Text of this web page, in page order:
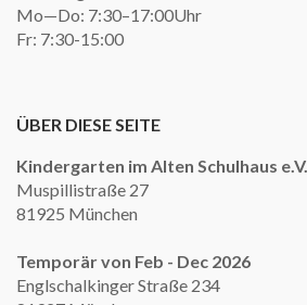
Mo—Do: 7:30–17:00Uhr
Fr: 7:30-15:00
ÜBER DIESE SEITE
Kindergarten im Alten Schulhaus e.V.
Muspillistraße 27
81925 München
Temporär von Feb - Dec 2026
Englschalkinger Straße 234